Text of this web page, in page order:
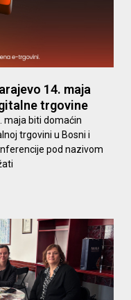
14. maja
trgovine
maja biti domaćin
trgovini u Bosni i
pod nazivom